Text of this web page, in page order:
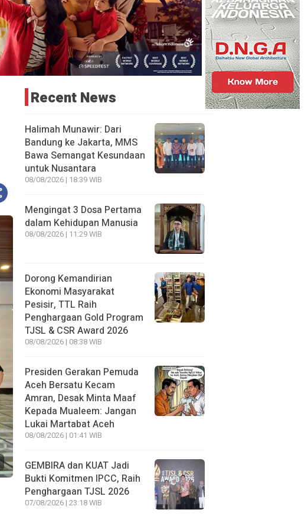
Recent News
Halimah Munawir: Dari
Bandung ke Jakarta, MMS
Bawa Semangat Kesundaan
untuk Nusantara
08/08/2026 | 18:39 WIB
Mengingat 3 Dosa Pertama
dalam Kehidupan Manusia
08/08/2026 | 11:29 WIB
Dorong Kemandirian
Ekonomi Masyarakat
Pesisir, TTL Raih
Penghargaan Gold Program
TJSL & CSR Award 2026
08/08/2026 | 08:38 WIB
Presiden Gerakan Pemuda
Aceh Bersatu Kecam
Amran, Desak Minta Maaf
Kepada Mualeem: Jangan
Lukai Martabat Aceh
08/08/2026 | 01:41 WIB
GEMBIRA dan KUAT Jadi
Bukti Komitmen IPCC, Raih
Penghargaan TJSL 2026
07/08/2026 | 23:18 WIB